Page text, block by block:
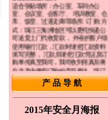
式：珠江三角洲地区可以委托快递公
司送货上门代收货款， 外省的客户须
使用银行汇款，汇款时请把汇款资料
填写完整， 汇款后请把汇款凭证及订
购单传真至我司，我司收到传真后将
在当天内将您订购的产品寄出，珠江
三角洲地区一天可以到货， 外省城市
地区3-4天可以到货。
www.5s886.com
订 购 热 线：
0769-82286226 13922515848
联系人：白先生
0769-82713929
产 品 导 航
2015年安全月海报